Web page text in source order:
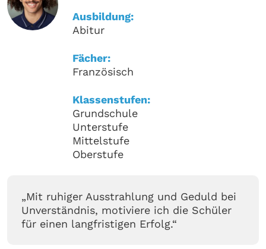
Ausbildung:
Abitur
Fächer:
Französisch
Klassenstufen:
Grundschule
Unterstufe
Mittelstufe
Oberstufe
„Mit ruhiger Ausstrahlung und Geduld bei
Unverständnis, motiviere ich die Schüler
für einen langfristigen Erfolg.“